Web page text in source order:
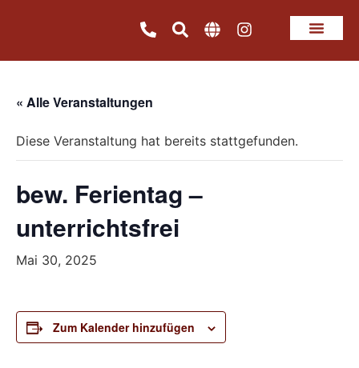
« Alle Veranstaltungen
Diese Veranstaltung hat bereits stattgefunden.
bew. Ferientag –
unterrichtsfrei
Mai 30, 2025
Zum Kalender hinzufügen